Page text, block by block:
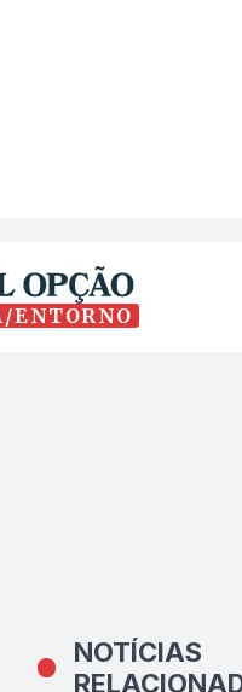
ENTORNO
NOTÍCIAS